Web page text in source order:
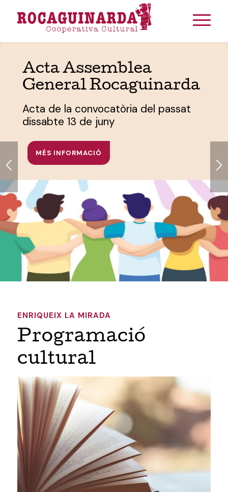
Acta Assemblea
General Rocaguinarda
Acta de la convocatòria del passat
dissabte 13 de juny
MÉS INFORMACIÓ
ENRIQUEIX LA MIRADA
Programació
cultural